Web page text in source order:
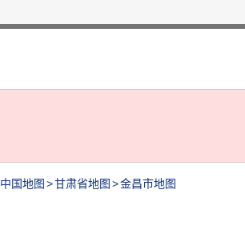
中国地图 >甘肃省地图 >金昌市地图